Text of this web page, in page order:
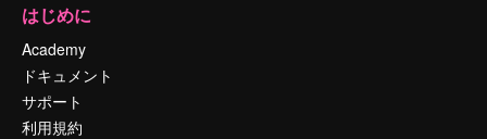
はじめに
Academy
ドキュメント
サポート
利用規約